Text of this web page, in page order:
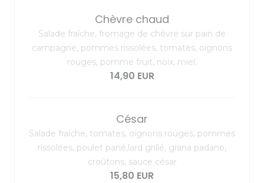
Chèvre chaud
Salade fraîche, fromage de chèvre sur pain de
campagne, pommes rissolées, tomates, oignons
rouges, pomme fruit, noix, miel.
14,90 EUR
César
Salade fraîche, tomates, oignons rouges, pommes
rissolées, poulet pané,lard grillé, grana padano,
croûtons, sauce césar
15,80 EUR